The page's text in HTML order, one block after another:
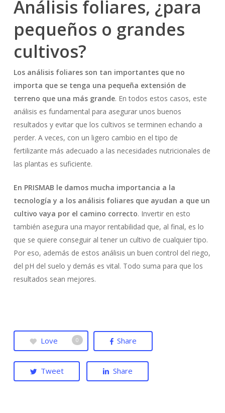
No hay productos en el carrito.
Análisis foliares, ¿para
pequeños o grandes
cultivos?
Los análisis foliares son tan importantes que no
importa que se tenga una pequeña extensión de
terreno que una más grande. En todos estos casos, este
análisis es fundamental para asegurar unos buenos
resultados y evitar que los cultivos se terminen echando a
perder. A veces, con un ligero cambio en el tipo de
fertilizante más adecuado a las necesidades nutricionales de
las plantas es suficiente.
En PRISMAB le damos mucha importancia a la
tecnología y a los análisis foliares que ayudan a que un
cultivo vaya por el camino correcto. Invertir en esto
también asegura una mayor rentabilidad que, al final, es lo
que se quiere conseguir al tener un cultivo de cualquier tipo.
Por eso, además de estos análisis un buen control del riego,
del pH del suelo y demás es vital. Todo suma para que los
resultados sean mejores.
Love 0 Share
Tweet Share